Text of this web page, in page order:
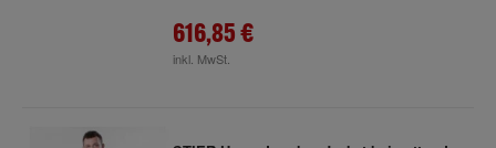
616,85 €
inkl. MwSt.